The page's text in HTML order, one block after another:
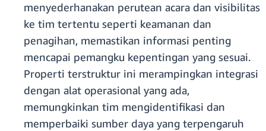
menyederhanakan perutean acara dan visibilitas
ke tim tertentu seperti keamanan dan
penagihan, memastikan informasi penting
mencapai pemangku kepentingan yang sesuai.
Properti terstruktur ini merampingkan integrasi
dengan alat operasional yang ada,
memungkinkan tim mengidentifikasi dan
memperbaiki sumber daya yang terpengaruh